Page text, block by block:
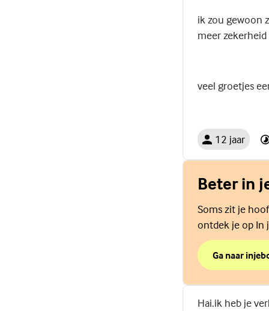
ik zou gewoon
meer
veel groetjes
12 jaar
Beter in
Soms zit je
ontdek je op In
Ga naar
over Beter in
(Externe link)
Hai.ik heb je